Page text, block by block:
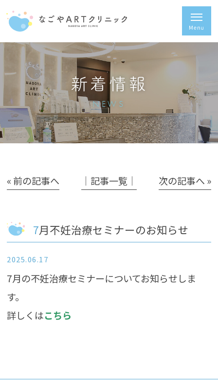
新着情報
NEWS
« 前の記事へ │記事一覧│ 次の記事へ »
7月不妊治療セミナーのお知らせ
2025.06.17
7月の不妊治療セミナーについてお知らせしま
す。
詳しくはこちら